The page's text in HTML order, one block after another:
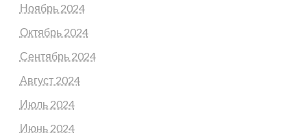
Ноябрь 2024
Октябрь 2024
Сентябрь 2024
Август 2024
Июль 2024
Июнь 2024